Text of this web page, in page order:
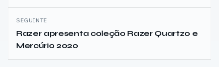
SEGUINTE
Razer apresenta coleção Razer Quartzo e
Mercúrio 2020